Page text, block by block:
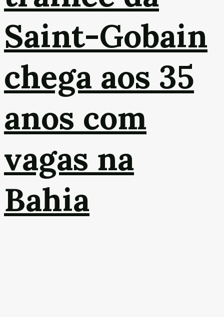
Saint-Gobain
chega aos 35
anos com
vagas na
Bahia